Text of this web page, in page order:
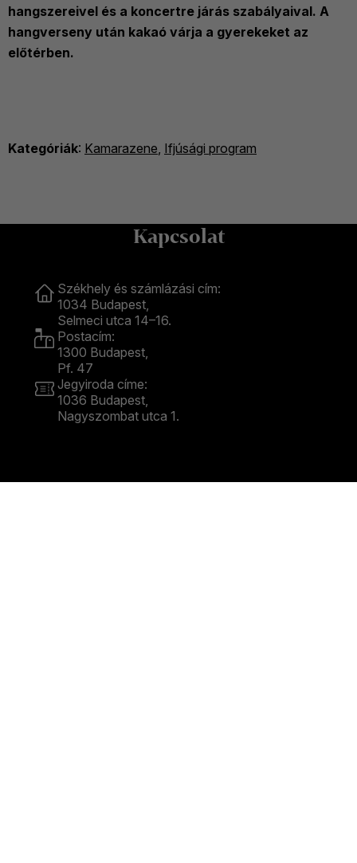
hangszereivel és a koncertre járás szabályaival. A
hangverseny után kakaó várja a gyerekeket az
előtérben.
Kategóriák: Kamarazene Ifjúsági program
Kapcsolat
Székhely és számlázási cím:
1034 Budapest,
Selmeci utca 14–16.
Postacím:
1300 Budapest,
Pf. 47
Jegyiroda címe:
1036 Budapest,
Nagyszombat utca 1.